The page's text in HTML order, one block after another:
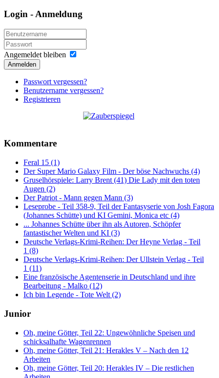
Login - Anmeldung
Angemeldet bleiben
Anmelden
Passwort vergessen?
Benutzername vergessen?
Registrieren
Kommentare
Feral 15 (1)
Der Super Mario Galaxy Film - Der böse Nachwuchs (4)
Gruselhörspiele: Larry Brent (41) Die Lady mit den toten
Augen (2)
Der Patriot - Mann gegen Mann (3)
Leseprobe - Teil 358-9, Teil der Fantasyserie von Josh Fagora
(Johannes Schütte) und KI Gemini, Monica etc (4)
... Johannes Schütte über ihn als Autoren, Schöpfer
fantastischer Welten und KI (3)
Deutsche Verlags-Krimi-Reihen: Der Heyne Verlag - Teil
1 (8)
Deutsche Verlags-Krimi-Reihen: Der Ullstein Verlag - Teil
1 (11)
Eine französische Agentenserie in Deutschland und ihre
Bearbeitung - Malko (12)
Ich bin Legende - Tote Welt (2)
Junior
Oh, meine Götter, Teil 22: Ungewöhnliche Speisen und
schicksalhafte Wagenrennen
Oh, meine Götter, Teil 21: Herakles V – Nach den 12
Arbeiten
Oh, meine Götter, Teil 20: Herakles IV – Die restlichen